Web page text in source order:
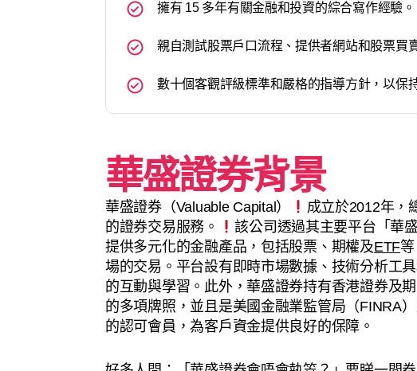
擁有 15 多年有關金融和投資的綜合寫作經驗。
親自測試股票戶口流程、提供者網站和股票買
數十個客觀評級標準和嚴格的指導方針，以保
華盛證券背景
華盛證券（Valuable Capital）
成立於2012年，
的證券交易服務。
該公司透過其主要平台「華
提供多元化的金融產品，包括股票、期權及ETF
場的交易。平台設有即時市場數據、技術分析工
的互動與學習。此外，華盛證券持有香港證券及
的多項牌照，並且是美國金融業監管局（FINRA
的認可會員，為客戶資金提供良好的保障。